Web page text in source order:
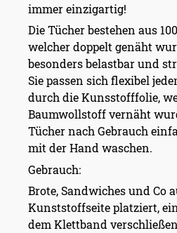
immer einzigartig!
Die Tücher bestehen aus
welcher doppelt genäht
besonders belastbar und
Sie passen sich flexibel
durch die Kunsstofffolie,
Baumwollstoff vernäht
Tücher nach Gebrauch
mit der Hand waschen.
Gebrauch:
Brote, Sandwiches und Co
Kunststoffseite platziert,
dem Klettband